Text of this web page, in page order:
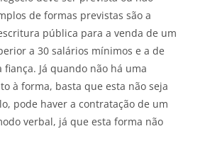
de formas previstas são a
pública para a venda de um
a 30 salários mínimos e a de
Já quando não há uma
à forma, basta que esta não seja
pode haver a contratação de um
verbal, já que esta forma não